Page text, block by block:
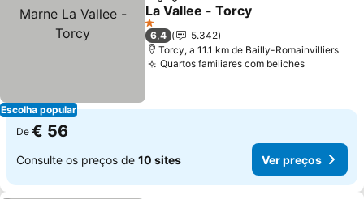
Escolha popular
La Vallee - Torcy
1 Estrelas
6,4
5.342
Torcy, a 11.1 km de Bailly-Romainvilliers
Quartos familiares com beliches
De € 56
Consulte os preços de 10 sites Ver preços